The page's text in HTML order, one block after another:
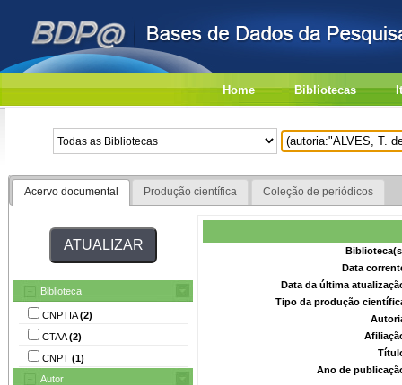
Home Bibliotecas
Acervo documental Produção científica Coleção de periódicos
Biblioteca
CNPTIA(2)
CTAA(2)
CNPT (1)
Autor
Data
Data da última
Tipo da produção
Ano de